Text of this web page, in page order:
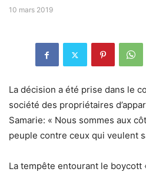
10 mars 2019
La décision a été prise dans le
société des propriétaires
Samarie: « Nous sommes aux
peuple contre ceux qui veulent
La tempête entourant le boycott